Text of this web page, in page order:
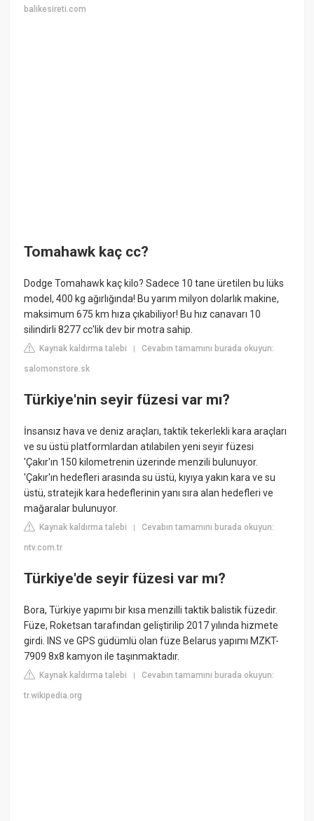
balikesireti.com
Tomahawk kaç cc?
Dodge Tomahawk kaç kilo? Sadece 10 tane üretilen bu lüks
model, 400 kg ağırlığında! Bu yarım milyon dolarlık makine,
maksimum 675 km hıza çıkabiliyor! Bu hız canavarı 10
silindirli 8277 cc'lik dev bir motra sahip.
Kaynak kaldırma talebi |Cevabın tamamını burada okuyun:
salomonstore.sk
Türkiye'nin seyir füzesi var mı?
İnsansız hava ve deniz araçları, taktik tekerlekli kara araçları
ve su üstü platformlardan atılabilen yeni seyir füzesi
'Çakır'ın 150 kilometrenin üzerinde menzili bulunuyor.
'Çakır'ın hedefleri arasında su üstü, kıyıya yakın kara ve su
üstü, stratejik kara hedeflerinin yanı sıra alan hedefleri ve
mağaralar bulunuyor.
Kaynak kaldırma talebi |Cevabın tamamını burada okuyun:
ntv.com.tr
Türkiye'de seyir füzesi var mı?
Bora, Türkiye yapımı bir kısa menzilli taktik balistik füzedir.
Füze, Roketsan tarafından geliştirilip 2017 yılında hizmete
girdi. INS ve GPS güdümlü olan füze Belarus yapımı MZKT-
7909 8x8 kamyon ile taşınmaktadır.
Kaynak kaldırma talebi |Cevabın tamamını burada okuyun:
tr.wikipedia.org